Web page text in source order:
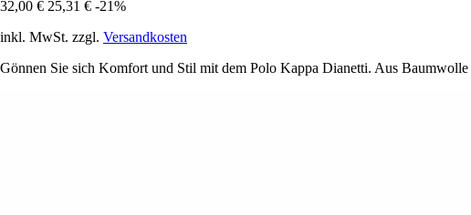
32,00 € 25,31 € -21%
inkl. MwSt. zzgl. Versandkosten
Gönnen Sie sich Komfort und Stil mit dem Polo Kappa Dianetti. Aus